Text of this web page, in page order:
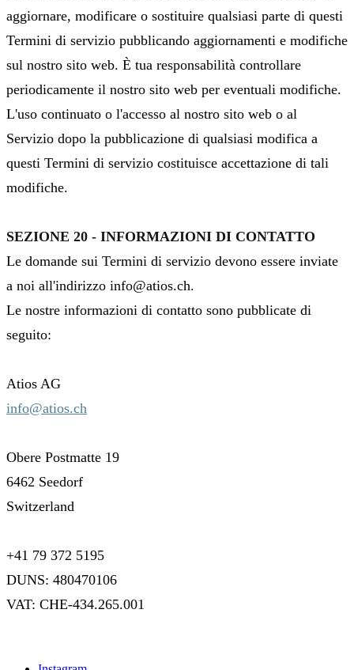
aggiornare, modificare o sostituire qualsiasi parte di questi
Termini di servizio pubblicando aggiornamenti e modifiche
sul nostro sito web. È tua responsabilità controllare
periodicamente il nostro sito web per eventuali modifiche.
L'uso continuato o l'accesso al nostro sito web o al
Servizio dopo la pubblicazione di qualsiasi modifica a
questi Termini di servizio costituisce accettazione di tali
modifiche.
SEZIONE 20 - INFORMAZIONI DI CONTATTO
Le domande sui Termini di servizio devono essere inviate
a noi all'indirizzo info@atios.ch.
Le nostre informazioni di contatto sono pubblicate di
seguito:
Atios AG
info@atios.ch
Obere Postmatte 19
6462 Seedorf
Switzerland
+41 79 372 5195
DUNS: 480470106
VAT: CHE-434.265.001